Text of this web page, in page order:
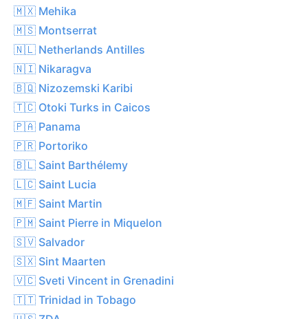
🇲🇽 Mehika
🇲🇸 Montserrat
🇳🇱 Netherlands Antilles
🇳🇮 Nikaragva
🇧🇶 Nizozemski Karibi
🇹🇨 Otoki Turks in Caicos
🇵🇦 Panama
🇵🇷 Portoriko
🇧🇱 Saint Barthélemy
🇱🇨 Saint Lucia
🇲🇫 Saint Martin
🇵🇲 Saint Pierre in Miquelon
🇸🇻 Salvador
🇸🇽 Sint Maarten
🇻🇨 Sveti Vincent in Grenadini
🇹🇹 Trinidad in Tobago